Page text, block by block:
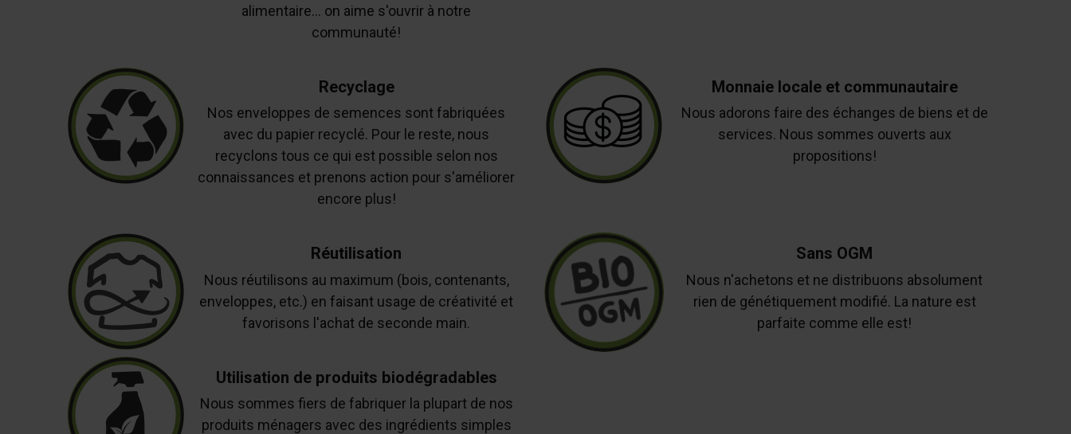
alimentaire... on aime s'ouvrir à notre
communauté!
Recyclage
Nos enveloppes de semences sont fabriquées
avec du papier recyclé. Pour le reste, nous
recyclons tous ce qui est possible selon nos
connaissances et prenons action pour s'améliorer
encore plus!
Monnaie locale et communautaire
Nous adorons faire des échanges de biens et de
services. Nous sommes ouverts aux
propositions!
Réutilisation
Nous réutilisons au maximum (bois, contenants,
enveloppes, etc.) en faisant usage de créativité et
favorisons l'achat de seconde main.
Sans OGM
Nous n'achetons et ne distribuons absolument
rien de génétiquement modifié. La nature est
parfaite comme elle est!
Utilisation de produits biodégradables
Nous sommes fiers de fabriquer la plupart de nos
produits ménagers avec des ingrédients simples